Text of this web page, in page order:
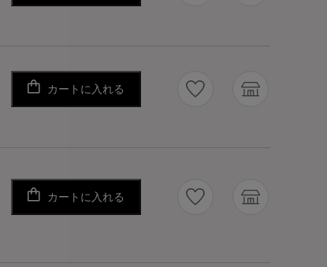
カートに入れる
カートに入れる